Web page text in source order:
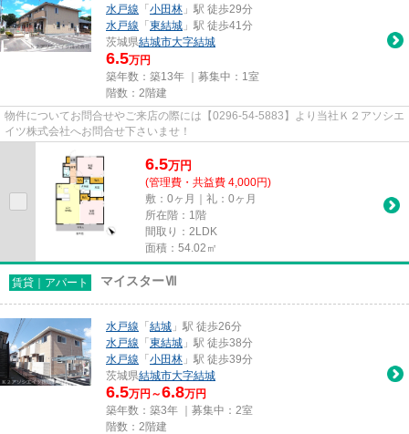
水戸線 「 小田林 」駅 徒歩29分
水戸線 「 東結城 」駅 徒歩41分
茨城県結城市大字結城
6.5万円
築年数：築13年 ｜募集中： 1室
階数：2階建
物件についてお問合せやご来店の際には【0296-54-5883】より当社Ｋ２アソシエ
イツ株式会社へお問合せ下さいませ！
6.5万円
(管理費・共益費 4,000円)
敷：0ヶ月｜礼：0ヶ月
所在階：1階
間取り：2LDK
面積：54.02㎡
賃貸｜アパート マイスターⅦ
水戸線 「 結城 」駅 徒歩26分
水戸線 「 東結城 」駅 徒歩38分
水戸線 「 小田林 」駅 徒歩39分
茨城県結城市大字結城
6.5万円～6.8万円
築年数：築3年 ｜募集中： 2室
階数：2階建